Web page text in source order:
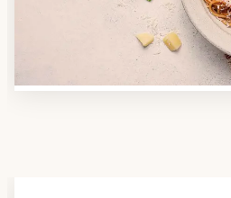
Region gibt und welcher am
Verschaffen Sie sich auch
Essen auf Rädern-Kosten.